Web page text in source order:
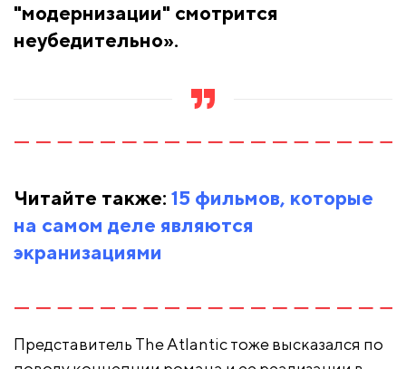
"модернизации" смотрится
неубедительно».
Читайте также: 15 фильмов, которые
на самом деле являются
экранизациями
Представитель The Atlantic тоже высказался по